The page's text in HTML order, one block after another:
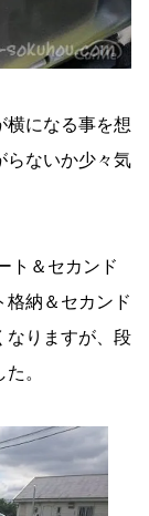
横になる事を想
らないか少々気
ト＆セカンド
格納＆セカンド
なりますが、段
。